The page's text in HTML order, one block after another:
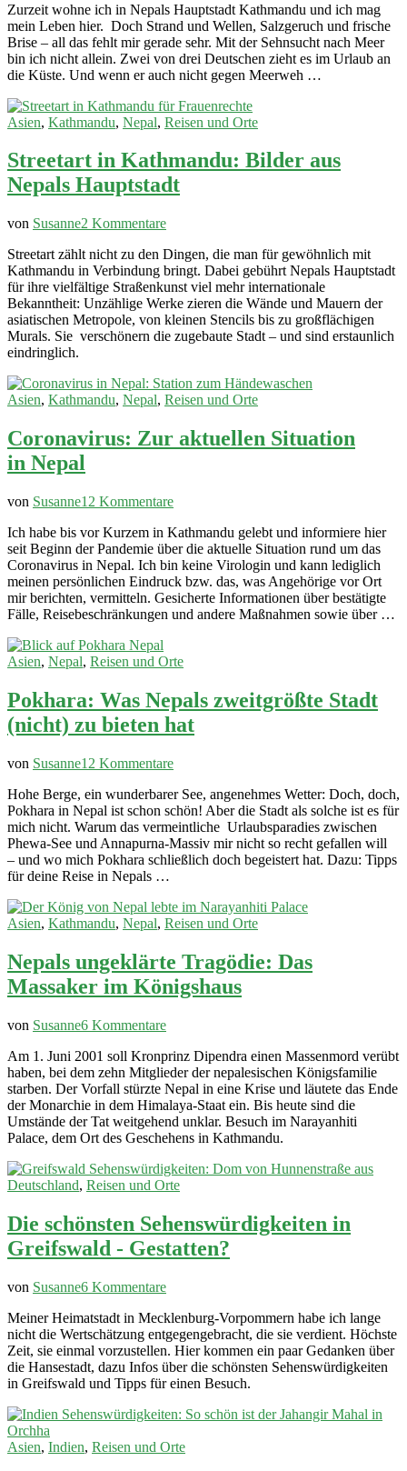
nach
Meer:
Warum
die
Küste
macht
Zurzeit wohne ich in Nepals Hauptstadt Kathmandu ­­und ich mag
mein Leben hier. Doch Strand und Wellen, Salzgeruch und frische
Brise – all das fehlt mir gerade sehr. Mit der Sehnsucht nach Meer
bin ich nicht allein. Zwei von drei Deutschen zieht es im Urlaub an
die Küste. Und wenn er auch nicht gegen Meerweh …
Asien, Kathmandu, Nepal, Reisen und Orte
Streetart in Kathmandu: Bilder aus
Nepals Hauptstadt
von Susanne2 Kommentarezu
in
Kathmandu:
Bilder
aus
Nepals
Hauptstadt
Streetart zählt nicht zu den Dingen, die man für gewöhnlich mit
Kathmandu in Verbindung bringt. Dabei gebührt Nepals Hauptstadt
für ihre vielfältige Straßenkunst viel mehr internationale
Bekanntheit: Unzählige Werke zieren die Wände und Mauern der
asiatischen Metropole, von kleinen Stencils bis zu großflächigen
Murals. Sie verschönern die zugebaute Stadt – und sind erstaunlich
eindringlich.
Asien, Kathmandu, Nepal, Reisen und Orte
Coronavirus: Zur aktuellen Situation
in Nepal
von Susanne12 Kommentarezu
Zur
aktuellen
Situation
in Nepal
Ich habe bis vor Kurzem in Kathmandu gelebt und informiere hier
seit Beginn der Pandemie über die aktuelle Situation rund um das
Coronavirus in Nepal. Ich bin keine Virologin und kann lediglich
meinen persönlichen Eindruck bzw. das, was Angehörige vor Ort
mir berichten, vermitteln. Gesicherte Informationen über bestätigte
Fälle, Reisebeschränkungen und andere Maßnahmen sowie über …
Asien, Nepal, Reisen und Orte
Pokhara: Was Nepals zweitgrößte Stadt
(nicht) zu bieten hat
von Susanne12 Kommentarezu
Was
Nepals
zweitgrößte
Stadt
(nicht)
hat
Hohe Berge, ein wunderbarer See, angenehmes Wetter: Doch, doch,
Pokhara in Nepal ist schon schön! Aber die Stadt als solche ist es für
mich nicht. Warum das vermeintliche Urlaubsparadies zwischen
Phewa-See und Annapurna-Massiv mir nicht so recht gefallen will
– und wo mich Pokhara schließlich doch begeistert hat. Dazu: Tipps
für deine Reise in Nepals …
Asien, Kathmandu, Nepal, Reisen und Orte
Nepals ungeklärte Tragödie: Das
Massaker im Königshaus
von Susanne6 Kommentarezu
ungeklärte
Tragödie:
Das
Massaker
im
Königshaus
Am 1. Juni 2001 soll Kronprinz Dipendra einen Massenmord verübt
haben, bei dem zehn Mitglieder der nepalesischen Königsfamilie
starben. Der Vorfall stürzte Nepal in eine Krise und läutete das Ende
der Monarchie in dem Himalaya-Staat ein. Bis heute sind die
Umstände der Tat weitgehend unklar. Besuch im Narayanhiti
Palace, dem Ort des Geschehens in Kathmandu.
Deutschland, Reisen und Orte
Die schönsten Sehenswürdigkeiten in
Greifswald - Gestatten?
von Susanne6 Kommentarezu
schönsten
Sehenswürdigkeiten
in
Greifswald
-
Meiner Heimatstadt in Mecklenburg-Vorpommern habe ich lange
nicht die Wertschätzung entgegengebracht, die sie verdient. Höchste
Zeit, sie einmal vorzustellen. Hier kommen ein paar Gedanken über
die Hansestadt, dazu Infos über die schönsten Sehenswürdigkeiten
in Greifswald und Tipps für einen Besuch.
Asien, Indien, Reisen und Orte